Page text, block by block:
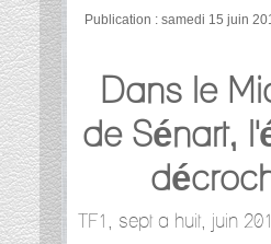
Publication : samedi 15 juin
Dans le
de Sénart,
TF1, sept a huit, juin